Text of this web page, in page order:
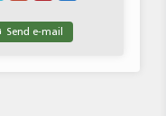
Send e-mail